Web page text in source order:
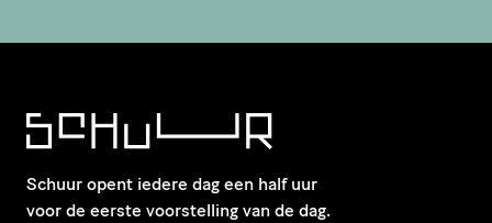
Schuur opent iedere dag een half uur
voor de eerste voorstelling van de dag.